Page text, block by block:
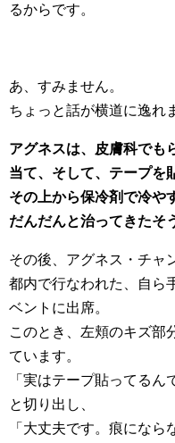
るからです。
あ、すみません。
ちょっと話が横道に逸れ
アグネスは、皮膚科でも
当て、そして、テープを
その上から保冷剤で冷や
だんだんと治ってきたそ
その後、アグネス・チャ
都内で行なわれた、自ら
ベントに出席。
このとき、左頬のキズ部
ています。
「実はテープ貼ってるん
と切り出し、
「大丈夫です。痕にな